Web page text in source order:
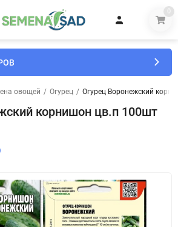
0
овощей / Огурец / Огурец Воронежский
корнишон цв.п 100шт